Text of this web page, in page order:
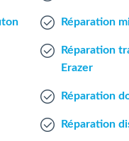
Réparation
Réparation
Erazer
Réparation
Réparation